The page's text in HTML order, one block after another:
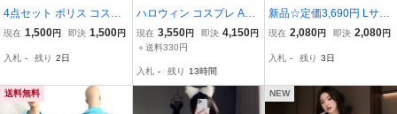
4点セット ポリス コスプ
レ ハロウイン 警察官 コ
現在 1,500円 即決 1,500円
入札 - 残り 2日
ハロウィン コスプレ Ann
a Mu コスプレ ポリス 衣
装 ミニスカポリス コスチ
XXLサイズ
現在 3,550円 即決 4,150円
＋送料330円
入札 - 残り 13時間
新品☆定価3,690円 Lサイ
ズ ウサギ警察 コスプレ衣
コスプレ服 レディース 可
婦警仮装 青
現在 2,080円 即決 2,080円
入札 - 残り 3日
送料無料 NEW